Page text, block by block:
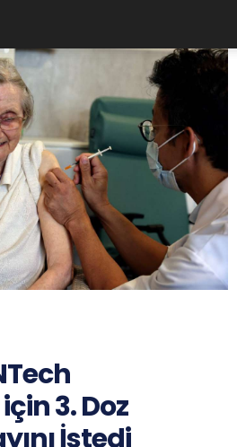
3. Doz
İstedi